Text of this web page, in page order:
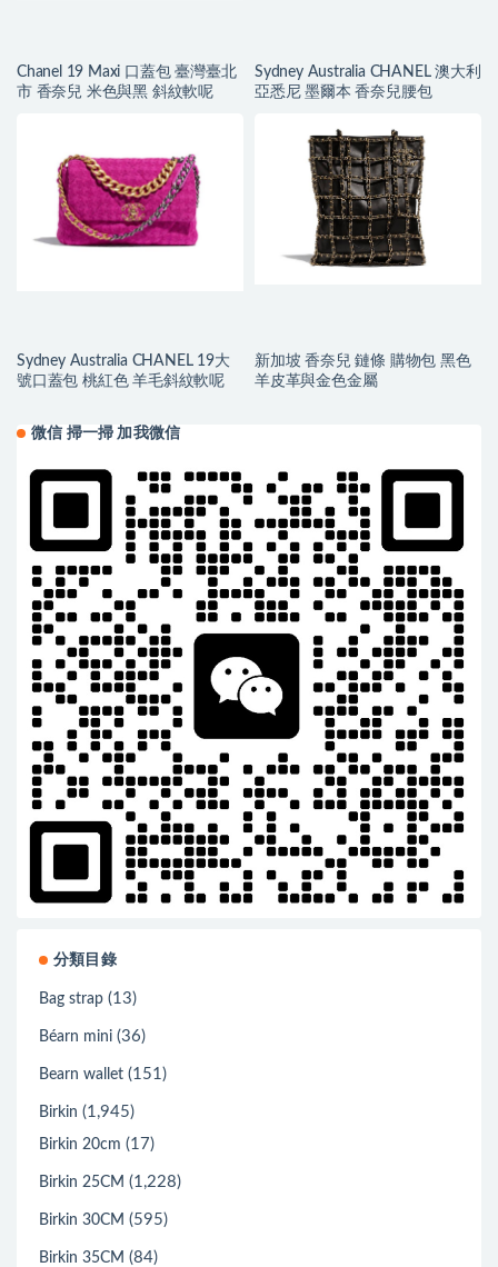
Chanel 19 Maxi 口蓋包 臺灣臺北
市 香奈兒 米色與黑 斜紋軟呢
Sydney Australia CHANEL 澳大利
亞悉尼 墨爾本 香奈兒腰包
Sydney Australia CHANEL 19大
號口蓋包 桃紅色 羊毛斜紋軟呢
新加坡 香奈兒 鏈條 購物包 黑色
羊皮革與金色金屬
微信 掃一掃 加我微信
分類目錄
Bag strap (13)
Béarn mini (36)
Bearn wallet (151)
Birkin (1,945)
Birkin 20cm (17)
Birkin 25CM (1,228)
Birkin 30CM (595)
Birkin 35CM (84)